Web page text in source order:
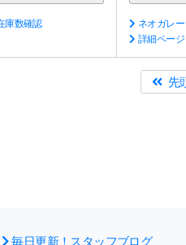
庫数確認
ネオガレ
詳細ページ
先
毎日更新！スタッフブログ